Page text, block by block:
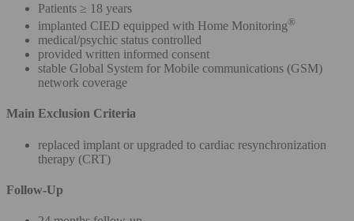
Patients ≥ 18 years
implanted CIED equipped with Home Monitoring®
medical/psychic status controlled
provided written informed consent
stable Global System for Mobile communications (GSM)
network coverage
Main Exclusion Criteria
replaced implant or upgraded to cardiac resynchronization
therapy (CRT)
Follow-Up